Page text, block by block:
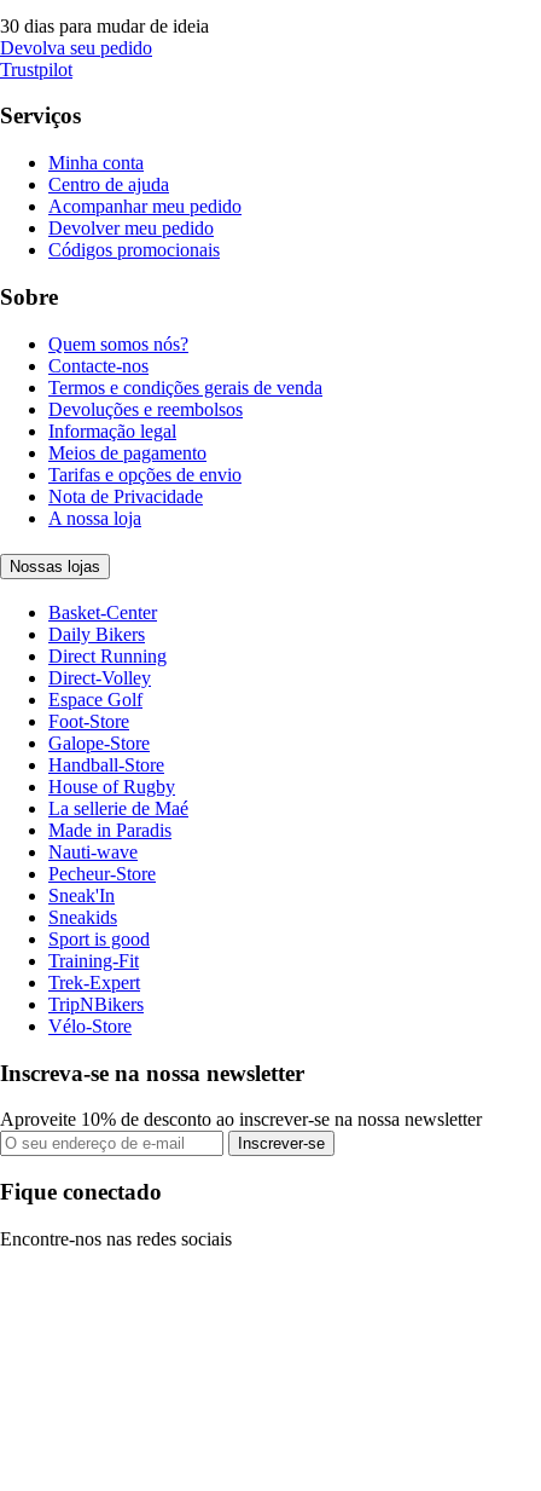
30 dias para mudar de ideia
Devolva seu pedido
Trustpilot
Serviços
Minha conta
Centro de ajuda
Acompanhar meu pedido
Devolver meu pedido
Códigos promocionais
Sobre
Quem somos nós?
Contacte-nos
Termos e condições gerais de venda
Devoluções e reembolsos
Informação legal
Meios de pagamento
Tarifas e opções de envio
Nota de Privacidade
A nossa loja
Nossas lojas
Basket-Center
Daily Bikers
Direct Running
Direct-Volley
Espace Golf
Foot-Store
Galope-Store
Handball-Store
House of Rugby
La sellerie de Maé
Made in Paradis
Nauti-wave
Pecheur-Store
Sneak'In
Sneakids
Sport is good
Training-Fit
Trek-Expert
TripNBikers
Vélo-Store
Inscreva-se na nossa newsletter
Aproveite 10% de desconto ao inscrever-se na nossa newsletter
Inscrever-se
Fique conectado
Encontre-nos nas redes sociais